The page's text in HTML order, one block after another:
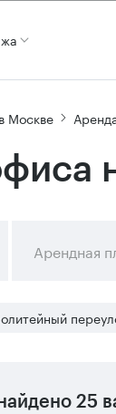
Москве
Арендная
25